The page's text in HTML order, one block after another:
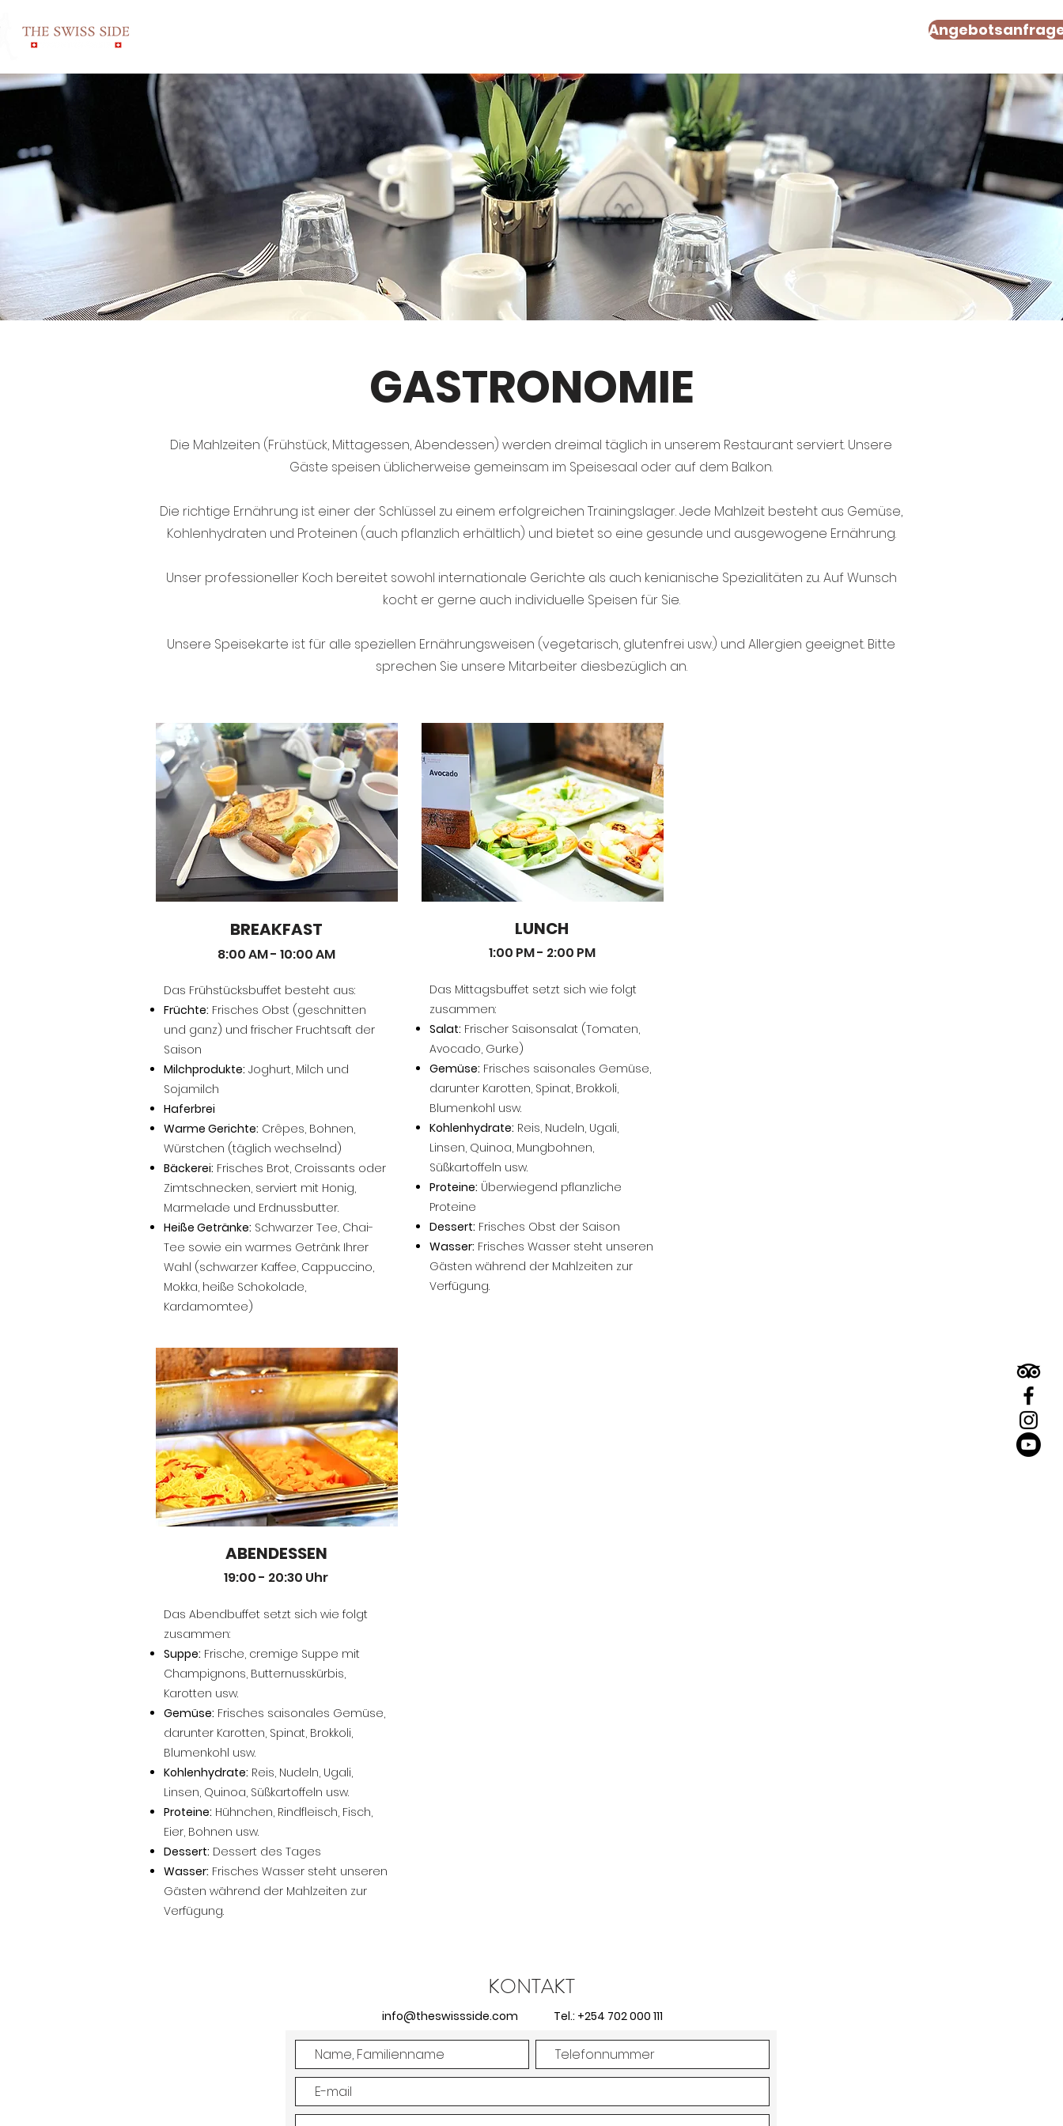
GASTRONOMIE
Die Mahlzeiten (Frühstück, Mittagessen, Abendessen) werden dreimal täglich in unserem Restaurant serviert. Unsere
Gäste speisen üblicherweise gemeinsam im Speisesaal oder auf dem Balkon.
Die richtige Ernährung ist einer der Schlüssel zu einem erfolgreichen Trainingslager. Jede Mahlzeit besteht aus Gemüse,
Kohlenhydraten und Proteinen (auch pflanzlich erhältlich) und bietet so eine gesunde und ausgewogene Ernährung.
Unser professioneller Koch bereitet sowohl internationale Gerichte als auch kenianische Spezialitäten zu. Auf Wunsch
kocht er gerne auch individuelle Speisen für Sie.
Unsere Speisekarte ist für alle speziellen Ernährungsweisen (vegetarisch, glutenfrei usw.) und Allergien geeignet. Bitte
sprechen Sie unsere Mitarbeiter diesbezüglich an.
BREAKFAST
8:00 AM - 10:00 AM
Das Frühstücksbuffet besteht aus:
Früchte: Frisches Obst (geschnitten
und ganz) und frischer Fruchtsaft der
Saison
Milchprodukte: Joghurt, Milch und
Sojamilch
Haferbrei
Warme Gerichte: Crêpes, Bohnen,
Würstchen (täglich wechselnd)
Bäckerei: Frisches Brot, Croissants oder
Zimtschnecken, serviert mit Honig,
Marmelade und Erdnussbutter.
Heiße Getränke: Schwarzer Tee, Chai-
Tee sowie ein warmes Getränk Ihrer
Wahl (schwarzer Kaffee, Cappuccino,
Mokka, heiße Schokolade,
Kardamomtee)
LUNCH
1:00 PM - 2:00 PM
Das Mittagsbuffet setzt sich wie folgt
zusammen:
Salat: Frischer Saisonsalat (Tomaten,
Avocado, Gurke)
Gemüse: Frisches saisonales Gemüse,
darunter Karotten, Spinat, Brokkoli,
Blumenkohl usw.
Kohlenhydrate: Reis, Nudeln, Ugali,
Linsen, Quinoa, Mungbohnen,
Süßkartoffeln usw.
Proteine: Überwiegend pflanzliche
Proteine
Dessert: Frisches Obst der Saison
Wasser: Frisches Wasser steht unseren
Gästen während der Mahlzeiten zur
Verfügung.
ABENDESSEN
19:00 - 20:30 Uhr
Das Abendbuffet setzt sich wie folgt
zusammen:
Suppe: Frische, cremige Suppe mit
Champignons, Butternusskürbis,
Karotten usw.
Gemüse: Frisches saisonales Gemüse,
darunter Karotten, Spinat, Brokkoli,
Blumenkohl usw.
Kohlenhydrate: Reis, Nudeln, Ugali,
Linsen, Quinoa, Süßkartoffeln usw.
Proteine: Hühnchen, Rindfleisch, Fisch,
Eier, Bohnen usw.
Dessert: Dessert des Tages
Wasser: Frisches Wasser steht unseren
Gästen während der Mahlzeiten zur
Verfügung.
KONTAKT
info@theswissside.com Tel.: +254 702 000 111